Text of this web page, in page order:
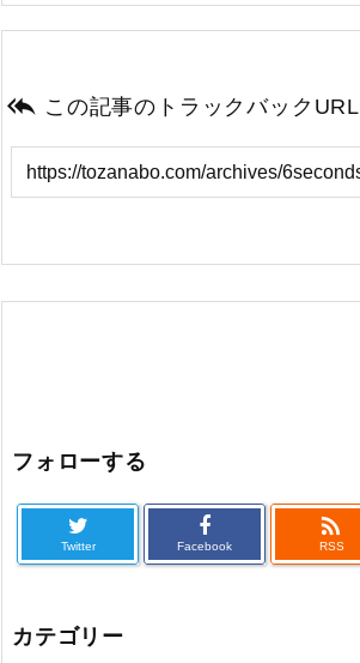
 この記事のトラックバックURL
フォローする
Twitter Facebook

RSS
カテゴリー